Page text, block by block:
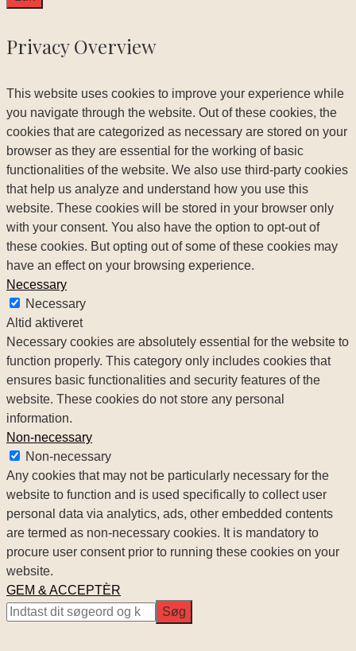
Privacy Overview
This website uses cookies to improve your experience while
you navigate through the website. Out of these cookies, the
cookies that are categorized as necessary are stored on your
browser as they are essential for the working of basic
functionalities of the website. We also use third-party cookies
that help us analyze and understand how you use this
website. These cookies will be stored in your browser only
with your consent. You also have the option to opt-out of
these cookies. But opting out of some of these cookies may
have an effect on your browsing experience.
Necessary
Necessary
Altid aktiveret
Necessary cookies are absolutely essential for the website to
function properly. This category only includes cookies that
ensures basic functionalities and security features of the
website. These cookies do not store any personal
information.
Non-necessary
Non-necessary
Any cookies that may not be particularly necessary for the
website to function and is used specifically to collect user
personal data via analytics, ads, other embedded contents
are termed as non-necessary cookies. It is mandatory to
procure user consent prior to running these cookies on your
website.
GEM & ACCEPTÈR